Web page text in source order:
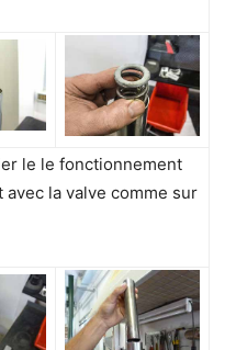
le le fonctionnement
la valve comme sur